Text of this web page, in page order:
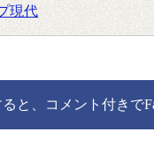
現代
と、コメント付きで